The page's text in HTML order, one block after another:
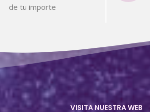
de tu importe
VISITA NUESTRA WEB